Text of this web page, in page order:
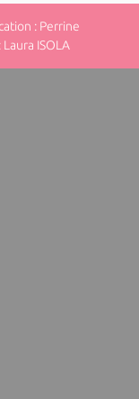
: Perrine
ISOLA